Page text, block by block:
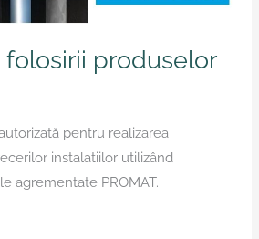
folosirii produselor
pentru realizarea
instalatiilor utilizând
agrementate PROMAT.